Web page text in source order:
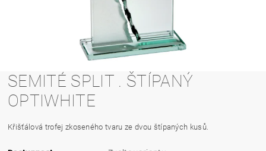
SEMITÉ SPLIT . ŠTÍPANÝ
OPTIWHITE
Křišťálová trofej zkoseného tvaru ze dvou štípaných kusů.